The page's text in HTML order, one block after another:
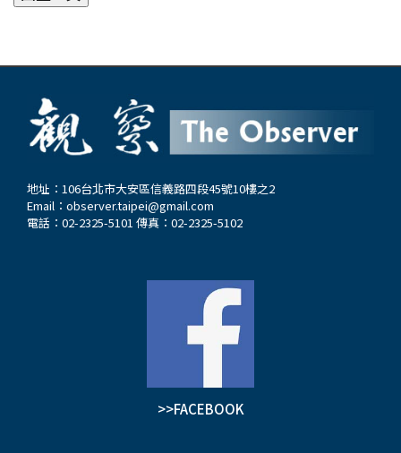
地址：106台北市大安區信義路四段45號10樓之2
Email： observer.taipei@gmail.com
電話：02-2325-5101 傳真：02-2325-5102
>>FACEBOOK